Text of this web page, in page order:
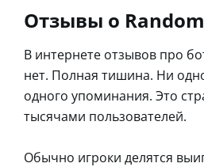
Отзывы о
В интернете отзывов про
нет. Полная тишина. Ни
одного упоминания. Это
тысячами пользователей.
Обычно игроки делятся